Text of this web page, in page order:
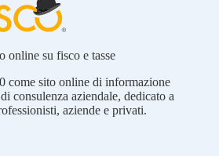
online su fisco e tasse
come sito online di informazione
consulenza aziendale, dedicato a
aziende e privati.